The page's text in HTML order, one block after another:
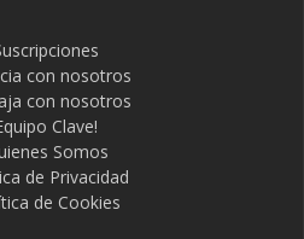
con nosotros
con nosotros
Clave!
Somos
de Privacidad
de Cookies